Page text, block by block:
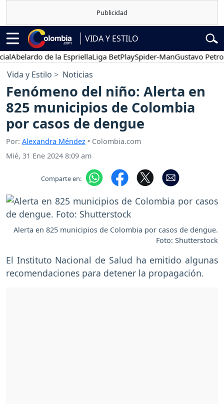
VIDA Y ESTILO
de la EspriellaLiga BetPlaySpider-ManGustavo Petro
Vida y Estilo Noticias
Fenómeno del niño: Alerta en
825 municipios de Colombia
por casos de dengue
Por: Alexandra Méndez • Colombia.com
Mié, 31 Ene 2024 8:09 am
Comparte en:
Alerta en 825 municipios de Colombia por casos de dengue.
Foto: Shutterstock
El Instituto Nacional de Salud ha emitido algunas
recomendaciones para detener la propagación.